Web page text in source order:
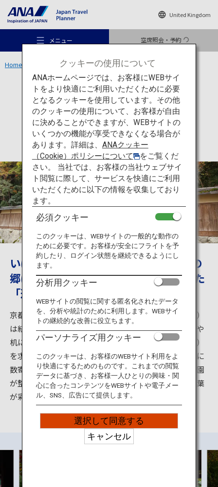
United Kingdom
メニュー 空席照会・予約
おすすめの旅
旅のアイデア
行き先
旅のお役立ち情報
ANA サービス
Home 関西エリア 瑠璃光院
文化 京都
瑠璃光院
いにしえの貴族が愛した「やすらぎ」の
郷にひっそりと佇む紅葉の名所 反射した
「逆さ紅葉」を見に行こう
京都八瀬（やせ）の地に佇む瑠璃光院（るりこういん）
は紅葉の名所。春と秋の一般公開時には、磨かれた床や
机に反射する青紅葉（あおもみじ）や紅葉（こうよう）
を求めて多くの人が訪れます。およそ12,000坪の敷地に
数寄屋造りの建物と洛北の雄大な自然を借景とした庭園
が整えられ、瑠璃色に苔がきらめく「瑠璃の庭」に紅葉
が彩りを添える様子は格別です。
クッキーの使用について
ANAホームページでは、お客様にWEBサイ
トをより快適にご利用いただくために必要
となるクッキーを使用しています。その他
のクッキーの使用について、お客様が自由
に決めることができますが、WEBサイトの
いくつかの機能が享受できなくなる場合が
あります。詳細は、 ANAクッキー
（Cookie）ポリシーについて
をご覧くだ
さい。 当社では、お客様の当社ウェブサイ
ト閲覧に際して、サービスを快適にご利用
いただくために以下の情報を収集しており
ます。
必須クッキー
このクッキーは、WEBサイトの一般的な動作の
ために必要です。お客様が安全にフライトを予
約したり、ログイン状態を継続できるようにし
ます。
分析用クッキー
WEBサイトの閲覧に関する匿名化されたデータ
を、分析や統計のために利用します。WEBサイ
トの継続的な改善に役立ちます。
パーソナライズ用クッキー
このクッキーは、お客様のWEBサイト利用をよ
り快適にするためのものです。これまでの閲覧
データに基づき、お客様一人ひとりの興味・関
心に合ったコンテンツをWEBサイトや電子メー
ル、SNS、広告にて提供します。
選択して同意する
キャンセル